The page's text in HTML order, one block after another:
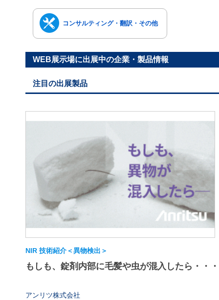
コンサルティング・翻訳・その他
WEB展示場に出展中の企業・製品情報
注目の出展製品
NIR 技術紹介＜異物検出＞
もしも、錠剤内部に毛髪や虫が混入したら・・・
アンリツ株式会社